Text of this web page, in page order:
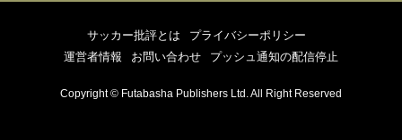
サッカー批評とは
プライバシーポリシー
運営者情報
お問い合わせ プッシュ通知の配信停止
Copyright © Futabasha Publishers Ltd. All Right Reserved